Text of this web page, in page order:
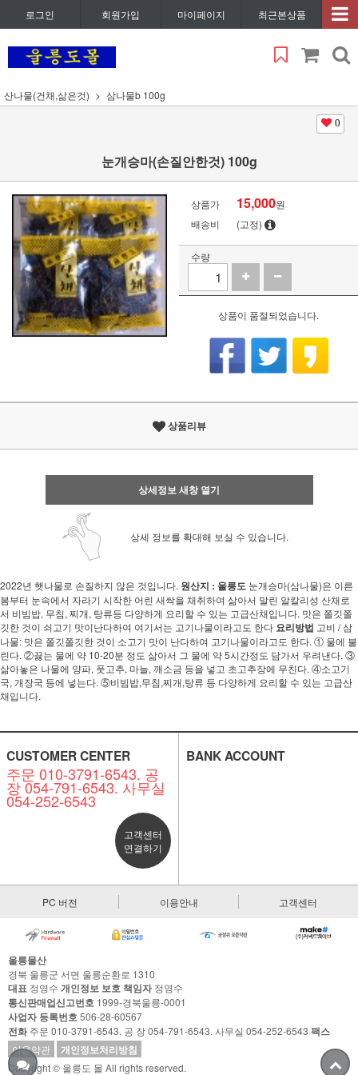
로그인 회원가입 마이페이지 최근본상품
산나물(건채,삶은것) 삼나물b 100g
0
눈개승마(손질안한것) 100g
상품가 15,000원
배송비
(고정)
수량
상품이 품절되었습니다.
상품리뷰
상세정보 새창 열기
상세 정보를 확대해 보실 수 있습니다.
2022년 햇나물로 손질하지 않은 것입니다. 원산지 : 울릉도 눈개승마(삼나물)은 이른
봄부터 눈속에서 자라기 시작한 어린 새싹을 채취하여 삶아서 말린 알칼리성 산채로
서 비빔밥, 무침, 찌개, 탕류등 다양하게 요리할 수 있는 고급산채입니다. 맛은 쫄깃쫄
깃한 것이 쇠고기 맛이난다하여 여기서는 고기나물이라고도 한다 요리방법 고비 / 삼
나물: 맛은 쫄깃쫄깃한 것이 소고기 맛이 난다하여 고기나물이라고도 한다. ① 물에 불
린다. ②끓는 물에 약 10-20분 정도 삶아서 그 물에 약 5시간정도 담가서 우려낸다. ③
삶아놓은 나물에 양파, 풋고추, 마늘, 깨소금 등을 넣고 초고추장에 무친다. ④소고기
국, 개장국 등에 넣는다. ⑤비빔밥,무침,찌개,탕류 등 다양하게 요리할 수 있는 고급산
채입니다.
CUSTOMER CENTER
주문 010-3791-6543. 공
장 054-791-6543. 사무실
054-252-6543
고객센터
연결하기
BANK ACCOUNT
PC 버전 이용안내 고객센터
울릉물산
경북 울릉군 서면 울릉순환로 1310
대표 정영수 개인정보 보호 책임자정영수
통신판매업신고번호 1999-경북울릉-0001
사업자 등록번호506-28-60567
전화주문 010-3791-6543. 공 장 054-791-6543. 사무실 054-252-6543 팩스
이용약관 개인정보처리방침
Copyright © 울릉도 몰 All rights reserved.